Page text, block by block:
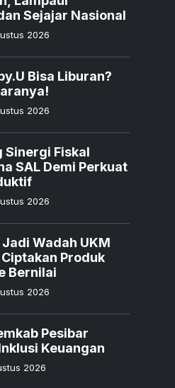
Sejajar Nasional
2026
Bisa Liburan?
2026
Sinergi Fiskal
SAL Demi Perkuat
2026
Jadi Wadah UKM
Produk
Bernilai
2026
Pesibar
Keuangan
2026